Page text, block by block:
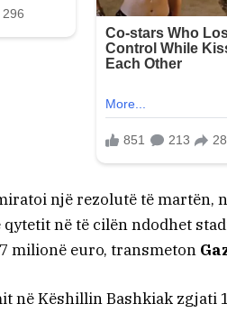
një rezolutë të martën,
qytetit në të cilën ndodhet
milionë euro, transmeton
në Këshillin Bashkiak zgjati